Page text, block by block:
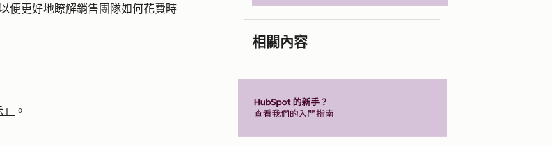
便更好地瞭解銷售團隊如何花費時
。
相關內容